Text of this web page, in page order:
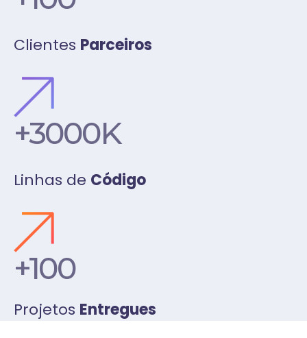
Clientes Parceiros
+3000K
Linhas de Código
+100
Projetos Entregues